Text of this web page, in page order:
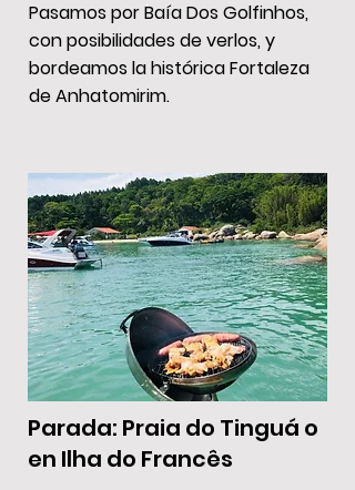
Pasamos por Baía Dos Golfinhos,
con posibilidades de verlos, y
bordeamos la histórica Fortaleza
de Anhatomirim.
Parada: Praia do Tinguá o
en Ilha do Francês